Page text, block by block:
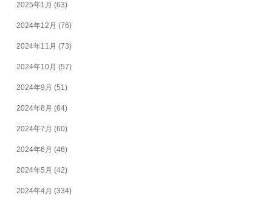
2025年1月 (63)
2024年12月 (76)
2024年11月 (73)
2024年10月 (57)
2024年9月 (51)
2024年8月 (64)
2024年7月 (60)
2024年6月 (46)
2024年5月 (42)
2024年4月 (334)